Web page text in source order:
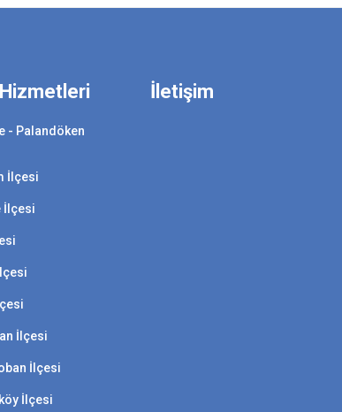
- Palandöken
İlçesi
İlçesi
İlçesi
İlçesi
İlçesi
İletişim